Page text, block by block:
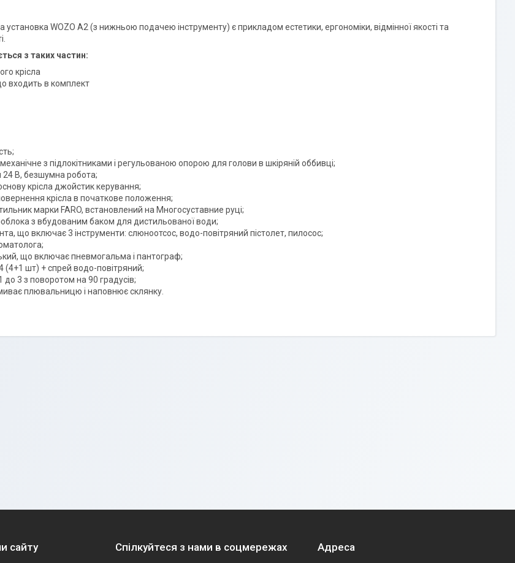
установка WOZO A2 (з нижньою подачею інструменту) є прикладом естетики, ергономіки, відмінної якості та
з таких частин:
крісла
входить в комплект
з підлокітниками і регульованою опорою для голови в шкіряній оббивці;
24 В, безшумна робота;
крісла джойстик керування;
крісла в початкове положення;
марки FARO, встановлений на Многосуставние руці;
з вбудованим баком для дистильованої води;
що включає 3 інструменти: слюноотсос, водо-повітряний пістолет, пилосос;
що включає пневмогальма і пантограф;
(4+1 шт) + спрей водо-повітряний;
3 з поворотом на 90 градусів;
плювальницю і наповнює склянку.
сайту Спілкуйтеся з нами в соцмережах Адреса